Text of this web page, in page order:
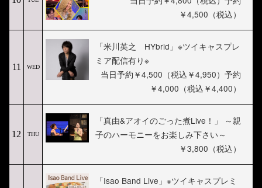
￥4,500（税込）
11 WED
「米川英之 HYbrid」※ツイキャスプレ
ミア配信有り※
当日予約￥4,500（税込￥4,950）予約
￥4,000（税込￥4,400）
12 THU
「真由&アオイのごった煮Live！」 ～親
子のハーモニーをお楽しみ下さい～
￥3,800（税込）
「Isao Band Live」※ツイキャスプレミ